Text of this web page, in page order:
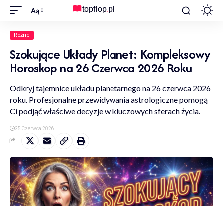
Aą
Rożne
Szokujące Układy Planet: Kompleksowy
Horoskop na 26 Czerwca 2026 Roku
Odkryj tajemnice układu planetarnego na 26 czerwca 2026
roku. Profesjonalne przewidywania astrologiczne pomogą
Ci podjąć właściwe decyzje w kluczowych sferach życia.
25 Czerwca 2026